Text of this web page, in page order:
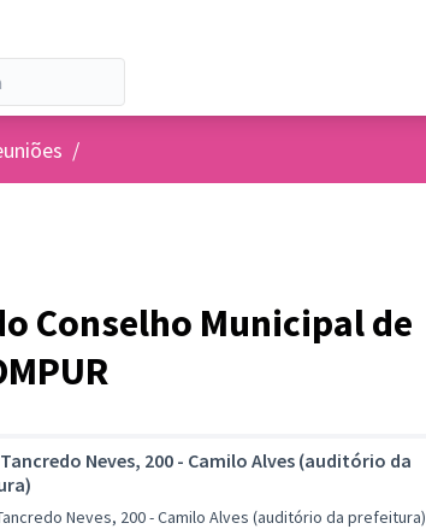
usuários
/
Conselho Municipal de
Tancredo Neves, 200 - Camilo Alves (auditório da
Neves, 200 - Camilo Alves (auditório da prefeitura)